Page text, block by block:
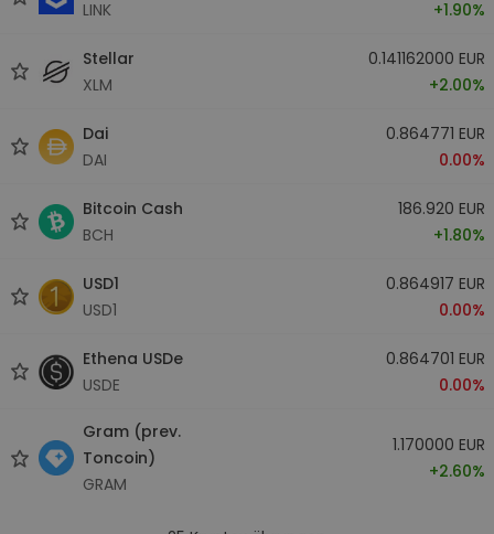
LINK
+1.90%
Stellar
XLM
0.141162000 EUR
+2.00%
Dai
DAI
0.864771 EUR
0.00%
Bitcoin Cash
BCH
186.920 EUR
+1.80%
USD1
USD1
0.864917 EUR
0.00%
Ethena USDe
USDE
0.864701 EUR
0.00%
Gram (prev.
Toncoin)
GRAM
1.170000 EUR
+2.60%